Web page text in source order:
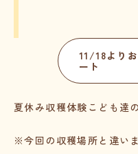
11/18より
ート
夏休み収穫体験こども達
※今回の収穫場所と違い